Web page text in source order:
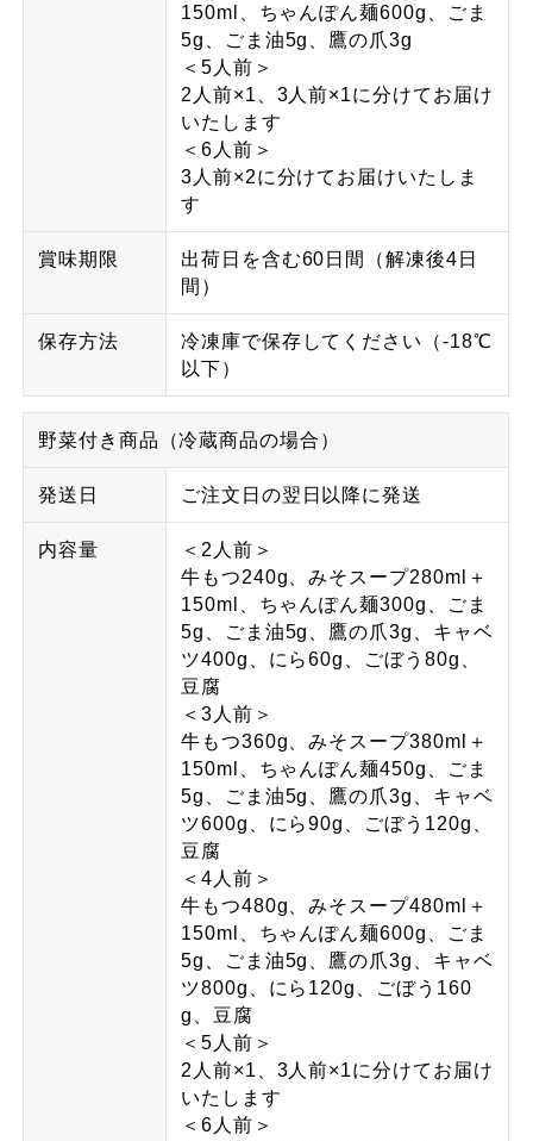
150ml、ちゃんぽん麺600g、ごま
5g、ごま油5g、鷹の爪3g
＜5人前＞
2人前×1、3人前×1に分けてお届け
いたします
＜6人前＞
3人前×2に分けてお届けいたしま
す
賞味期限
出荷日を含む60日間（解凍後4日
間）
保存方法
冷凍庫で保存してください（-18℃
以下）
野菜付き商品（冷蔵商品の場合）
発送日 ご注文日の翌日以降に発送
内容量
＜2人前＞
牛もつ240g、みそスープ280ml＋
150ml、ちゃんぽん麺300g、ごま
5g、ごま油5g、鷹の爪3g、キャベ
ツ400g、にら60g、ごぼう80g、
豆腐
＜3人前＞
牛もつ360g、みそスープ380ml＋
150ml、ちゃんぽん麺450g、ごま
5g、ごま油5g、鷹の爪3g、キャベ
ツ600g、にら90g、ごぼう120g、
豆腐
＜4人前＞
牛もつ480g、みそスープ480ml＋
150ml、ちゃんぽん麺600g、ごま
5g、ごま油5g、鷹の爪3g、キャベ
ツ800g、にら120g、ごぼう160
g、豆腐
＜5人前＞
2人前×1、3人前×1に分けてお届け
いたします
＜6人前＞